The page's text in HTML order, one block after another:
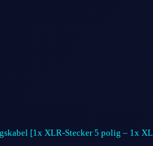
[1x XLR-Stecker 5 polig – 1x